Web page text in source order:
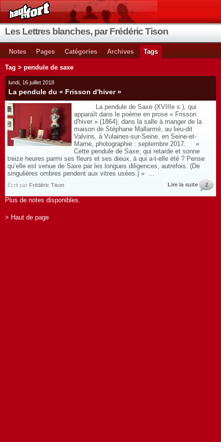
Les Lettres blanches, par Frédéric Tison
Notes Pages Catégories Archives Tags
Tag > pendule de saxe
lundi, 16 juillet 2018
La pendule du « Frisson d'hiver »
La pendule de Saxe (XVIIIe s.), qui
apparaît dans le poème en prose « Frisson
d'hiver » (1864), dans la salle à manger de la
maison de Stéphane Mallarmé, au lieu-dit
Valvins, à Vulaines-sur-Seine, en Seine-et-
Marne, photographie : septembre 2017. «
Cette pendule de Saxe, qui retarde et sonne
treize heures parmi ses fleurs et ses dieux, à qui a-t-elle été ? Pense
qu’elle est venue de Saxe par les longues diligences, autrefois. (De
singulières ombres pendent aux vitres usées.) » ...
Écrit par Frédéric Tison Lire la suite 2
Plus de notes disponibles.
> Haut de page